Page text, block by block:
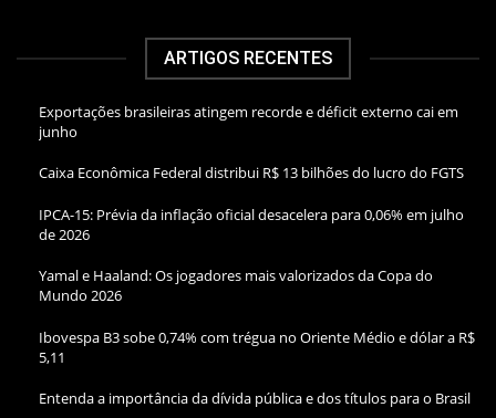
ARTIGOS RECENTES
Exportações brasileiras atingem recorde e déficit externo cai em
junho
Caixa Econômica Federal distribui R$ 13 bilhões do lucro do FGTS
IPCA-15: Prévia da inflação oficial desacelera para 0,06% em julho
de 2026
Yamal e Haaland: Os jogadores mais valorizados da Copa do
Mundo 2026
Ibovespa B3 sobe 0,74% com trégua no Oriente Médio e dólar a R$
5,11
Entenda a importância da dívida pública e dos títulos para o Brasil